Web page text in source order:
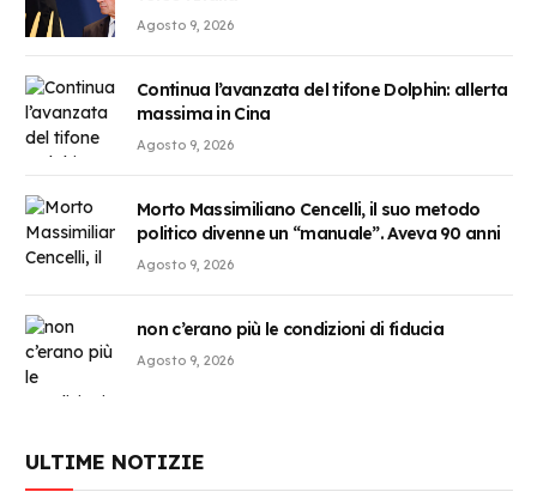
Agosto 9, 2026
Continua l’avanzata del tifone Dolphin: allerta
massima in Cina
Agosto 9, 2026
Morto Massimiliano Cencelli, il suo metodo
politico divenne un “manuale”. Aveva 90 anni
Agosto 9, 2026
non c’erano più le condizioni di fiducia
Agosto 9, 2026
ULTIME NOTIZIE